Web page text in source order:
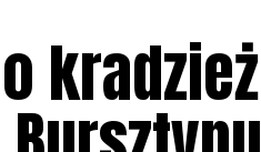
kradzież